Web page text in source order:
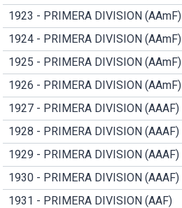
1923 - PRIMERA DIVISION (AAmF)
1924 - PRIMERA DIVISION (AAmF)
1925 - PRIMERA DIVISION (AAmF)
1926 - PRIMERA DIVISION (AAmF)
1927 - PRIMERA DIVISION (AAAF)
1928 - PRIMERA DIVISION (AAAF)
1929 - PRIMERA DIVISION (AAAF)
1930 - PRIMERA DIVISION (AAAF)
1931 - PRIMERA DIVISION (AAF)